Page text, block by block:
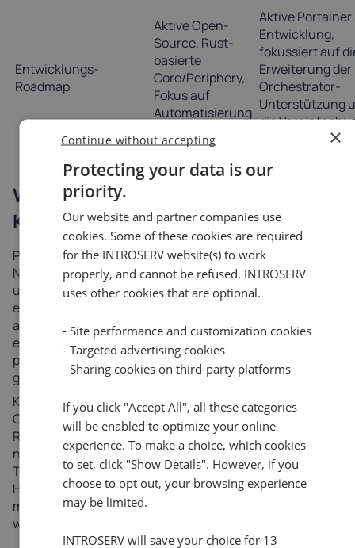
Entwicklungs-
Roadmap
Aktive Open-
Source, Rust-
basierte
Core/Periphery,
Fokus auf
Automatisierung
Aktive
Entwicklung,
fokussiert auf
Erweiterung der
Orchestrator-
Unterstützung
die
Wer steckt hinter Portainer CE und
Komodo?
Portainer.io ist ein kommerzielles Unternehmen, das in
Neuseeland gegründet wurde. Öffentliche Ressourcen
und das Profil des Gründers Neil Cresswell bestätigen
einen Unternehmensfokus und eine Ausrichtung auf
ausgereifte Infrastrukturlösungen. Das Unternehmen
entwickelt beide Produktzweige - CE und Business -
parallel und wahrt dabei Transparenz und Offenheit
gegenüber der Community.
Komodo hingegen entwickelt sich als völlig offenes
Community-Projekt unter dem Dach von moghtech. Das
Repository wird aktiv aktualisiert und zeigt die Arbeit an
neuen Versionen und offene Diskussionen im Issue
Tracker. Das Projekt hat keinen kommerziellen
Hintergrund, was es für Organisationen interessant
macht, die Lizenzen und Einschränkungen vermeiden
wollen.
×
Protecting your data is our
priority.
Our website and partner companies use
cookies. Some of these cookies are required
for the INTROSERV website(s) to work
properly, and cannot be refused. INTROSERV
uses other cookies that are optional.
- Site performance and customization cookies
- Targeted advertising cookies
- Sharing cookies on third-party platforms
If you click "Accept All", all these categories
will be enabled to optimize your online
experience. To make a choice, which cookies
to set, click "Show Details". However, if you
choose to opt out, your browsing experience
may be limited.
INTROSERV will save your choice for 13
Continue without accepting